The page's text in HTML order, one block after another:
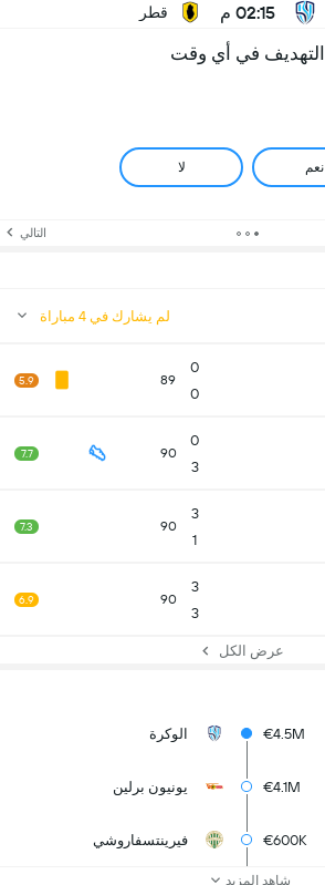
02:15 م قطر
التهديف في أي وقت
نعم لا
التالي
لم يشارك في 4 مباراة
0
0
89
5.9
0
3
90
7.7
3
1
90
7.3
3
3
90
6.9
عرض الكل
€4.5M الوكرة
€4.1M يونيون برلين
€600K فيرينتسفاروشي
شاهد المزيد